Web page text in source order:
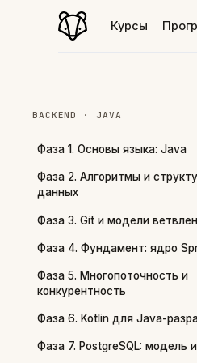
Курсы
BACKEND · JAVA
Фаза 1. Основы языка: Java
Фаза 2. Алгоритмы и
данных
Фаза 3. Git и модели
Фаза 4. Фундамент: ядро
Фаза 5. Многопоточность и
конкурентность
Фаза 6. Kotlin для Java-
Фаза 7. PostgreSQL: модель